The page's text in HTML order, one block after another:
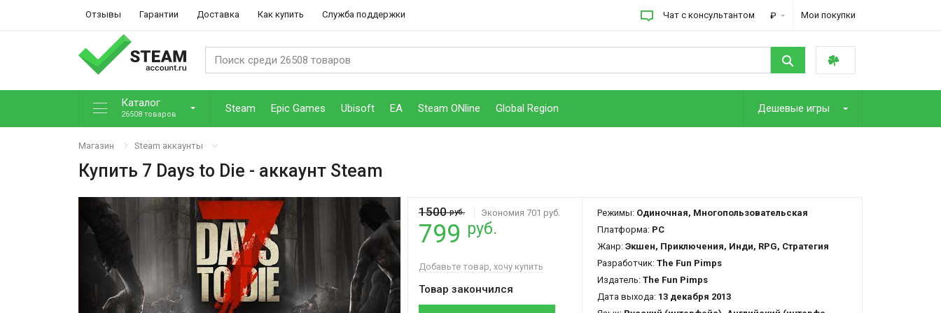
Отзывы Гарантии Доставка Как купить Служба поддержки Чат с консультантом ₽ Мои покупки
Каталог
26508 товаров Steam Epic Games Ubisoft EA Steam ONline Global Region Дешевые игры
Магазин Steam аккаунты
Купить 7 Days to Die - аккаунт Steam
1500руб. Экономия 701 руб.
799 руб.
Добавьте товар, хочу купить
Товар закончился
Режимы: Одиночная, Многопользовательская
Платформа: PC
Жанр: Экшен, Приключения, Инди, RPG, Стратегия
Разработчик: The Fun Pimps
Издатель: The Fun Pimps
Дата выхода: 13 декабря 2013